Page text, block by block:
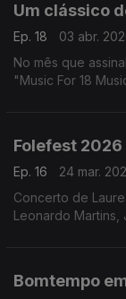
Um clássico
Ep. 18
03 abr.
No mês que
"Music For 18
Folefest 2026
Ep. 16
24 mar.
Concerto de
Leonardo Martins,
Bomtempo